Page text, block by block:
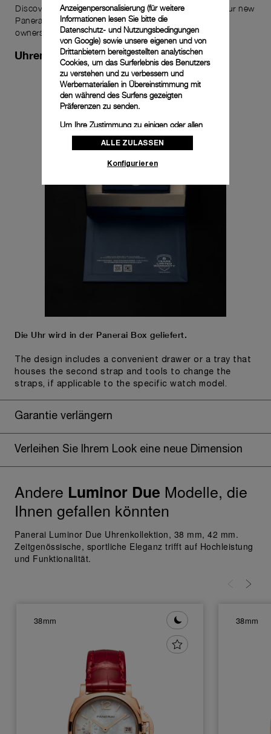
Discover the exceptional elements that accompany your new
Panerai timepiece, enhancing its versatility and your
ownership experience.
Uhrenbox
Die Uhr wird in der Panerai Box geliefert.
The design includes a convenient drawer or a tray that
houses the second strap and tools to change the
straps, if applicable to the specific watch model.
Garantie verlängern
Verleihen Sie Ihrem Look eine neue Dimension
Andere Luminor Due Modelle, die
Ihnen gefallen könnten
Panerai Luminor Due Uhrenkollektion, 38 mm, 42 mm.
Zeitgenössische, sportliche Eleganz trifft auf Hochleistung
und Funktionalität.
38mm 38mm
Anzeigenpersonalisierung (für weitere
Informationen lesen Sie bitte die
Datenschutz- und Nutzungsbedingungen
von Google) sowie unsere eigenen und von
Drittanbietern bereitgestellten analytischen
Cookies, um das Surferlebnis des Benutzers
zu verstehen und zu verbessern und
Werbematerialien in Übereinstimmung mit
den während des Surfens gezeigten
Präferenzen zu senden.
Um Ihre Zustimmung zu einigen oder allen
Cookies zu ändern oder zu widerrufen,
klicken Sie auf „Konfigurieren“, oder lesen
Klicken Sie auf „Alle zulassen“, um Ihr
Einverständnis für die Verwendung der oben
erwähnten Cookies zu geben.
verwendet werden dürfen.
ALLE ZULASSEN
Konfigurieren